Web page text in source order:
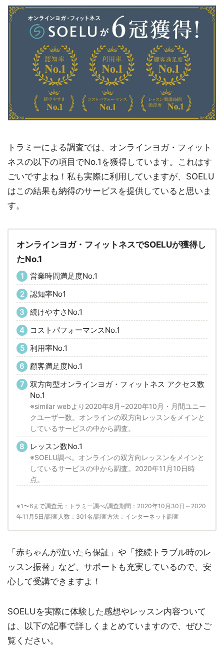
トラミーによる調査では、オンラインヨガ・フィット
ネスの以下の項目でNo.1を獲得しています。これはす
ごいですよね！私も実際に利用していますが、SOELU
はこの結果も納得のサービスを提供していると思いま
す。
オンラインヨガ・フィットネスでSOELUが獲得し
たNo.1
営業時間満足度No.1
認知率No1
続けやすさNo.1
コストパフォーマンスNo.1
利用率No.1
顧客満足度No.1
双方向型オンラインヨガ・フィットネス アクセス数
No.1
※similar webより2020年8月~2020年10月・月間ユニー
クユーザー数。オンラインの双方向レッスンをメインと
しているサービスの中から調査。
レッスン数No.1
※SOELU調べ。オンラインの双方向レッスンをメインと
しているサービスの中から調査。2020年11月10日時
点。
※1〜6まで調査元：トラミー調べ/調査期間：2020年10月30日～2020
年11月5日/調査人数：301名/調査方法：インターネット調査
「赤ちゃんが泣いたら保証」や「接続トラブル時のレ
ッスン振替」など、サポートも充実しているので、安
心して受講できますよ！
SOELUを実際に体験した感想やレッスン内容ついて
は、以下の記事で詳しくまとめていますので、ぜひご
覧ください。